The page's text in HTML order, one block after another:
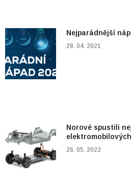
Nejparádnější
28. 04. 2021
Norové spustili
26. 05. 2022